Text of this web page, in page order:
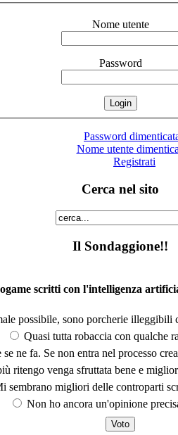
Nome utente
Password
Password
Nome utente
Registrati
Cerca nel sito
Il Sondaggione!!
scritti con l'intelligenza
possibile, sono porcherie illeggibili
Quasi tutta robaccia con qualche
ne fa. Se non entra nel processo
ritengo venga sfruttata bene e
sembrano migliori delle controparti
Non ho ancora un'opinione